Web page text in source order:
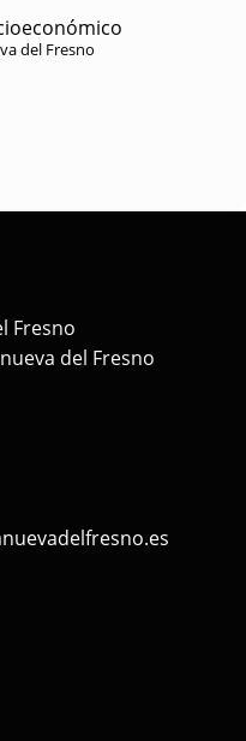
del Fresno
Fresno
del Fresno